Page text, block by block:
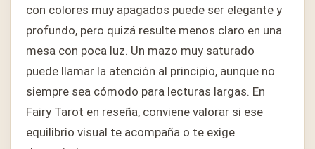
con colores muy apagados puede ser elegante y
profundo, pero quizá resulte menos claro en una
mesa con poca luz. Un mazo muy saturado
puede llamar la atención al principio, aunque no
siempre sea cómodo para lecturas largas. En
Fairy Tarot en reseña, conviene valorar si ese
equilibrio visual te acompaña o te exige